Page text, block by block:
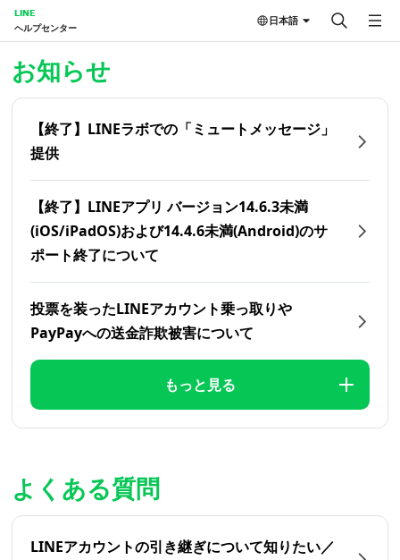
LINE
ヘルプセンター
日本語
お知らせ
【終了】LINEラボでの「ミュートメッセージ」
提供
【終了】LINEアプリ バージョン14.6.3未満
(iOS/iPadOS)および14.4.6未満(Android)のサ
ポート終了について
投票を装ったLINEアカウント乗っ取りや
PayPayへの送金詐欺被害について
もっと見る
よくある質問
LINEアカウントの引き継ぎについて知りたい／